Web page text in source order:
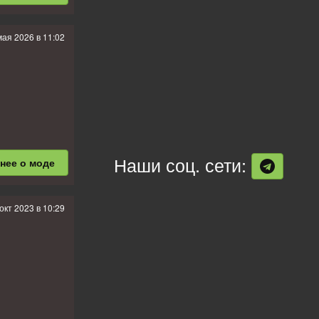
2026 в 11:02
о моде
2023 в 10:29
Наши соц. сети: